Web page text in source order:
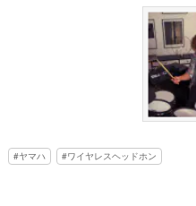
ヤマハ ワイヤレスヘッドホン